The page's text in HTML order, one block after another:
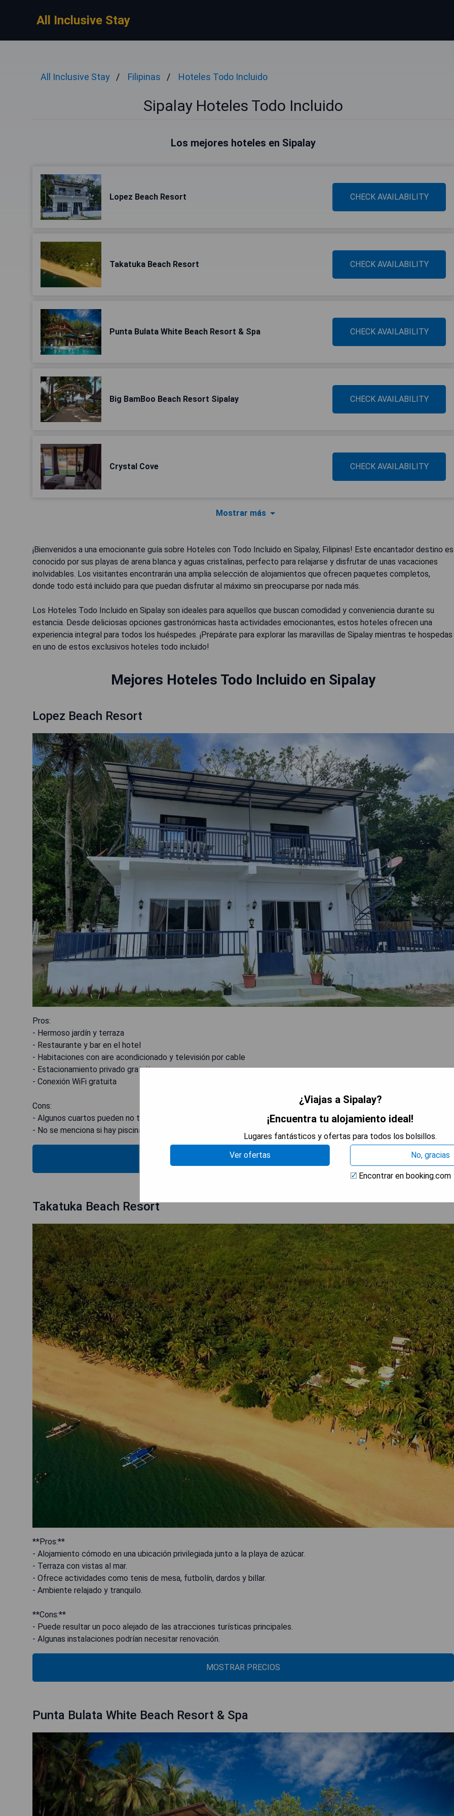
All Inclusive Stay
All Inclusive Stay Filipinas Hoteles Todo Incluido
Sipalay Hoteles Todo Incluido
Los mejores hoteles en Sipalay
Lopez Beach Resort CHECK AVAILABILITY
Takatuka Beach Resort CHECK AVAILABILITY
Punta Bulata White Beach Resort & Spa CHECK AVAILABILITY
Big BamBoo Beach Resort Sipalay CHECK AVAILABILITY
Crystal Cove CHECK AVAILABILITY
Mostrar más
¡Bienvenidos a una emocionante guía sobre Hoteles con Todo Incluido en Sipalay, Filipinas! Este encantador destino es
conocido por sus playas de arena blanca y aguas cristalinas, perfecto para relajarse y disfrutar de unas vacaciones
inolvidables. Los visitantes encontrarán una amplia selección de alojamientos que ofrecen paquetes completos,
donde todo está incluido para que puedan disfrutar al máximo sin preocuparse por nada más.
Los Hoteles Todo Incluido en Sipalay son ideales para aquellos que buscan comodidad y conveniencia durante su
estancia. Desde deliciosas opciones gastronómicas hasta actividades emocionantes, estos hoteles ofrecen una
experiencia integral para todos los huéspedes. ¡Prepárate para explorar las maravillas de Sipalay mientras te hospedas
en uno de estos exclusivos hoteles todo incluido!
Mejores Hoteles Todo Incluido en Sipalay
Lopez Beach Resort
Pros:
- Hermoso jardín y terraza
- Restaurante y bar en el hotel
- Habitaciones con aire acondicionado y televisión por cable
- Estacionamiento privado gratuito
- Conexión WiFi gratuita
Cons:
- Algunos cuartos pueden no tener vistas espectaculares
- No se menciona si hay piscina
MOSTRAR PRECIOS
Takatuka Beach Resort
**Pros:**
- Alojamiento cómodo en una ubicación privilegiada junto a la playa de azúcar.
- Terraza con vistas al mar.
- Ofrece actividades como tenis de mesa, futbolín, dardos y billar.
- Ambiente relajado y tranquilo.
**Cons:**
- Puede resultar un poco alejado de las atracciones turísticas principales.
- Algunas instalaciones podrían necesitar renovación.
MOSTRAR PRECIOS
Punta Bulata White Beach Resort & Spa
¿Viajas a Sipalay?
¡Encuentra tu alojamiento ideal!
Lugares fantásticos y ofertas para todos los bolsillos.
Ver ofertas
No, gracias
Encontrar en booking.com